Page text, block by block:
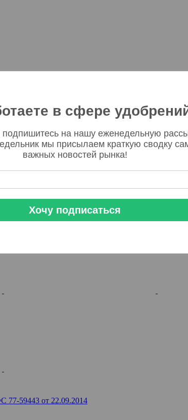
77-59443 от 22.09.2014
в сфере
подпишитесь на нашу еженедельную
мы присылаем краткую сводку
важных новостей рынка!
Хочу подписаться